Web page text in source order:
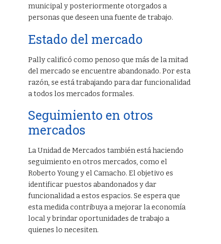
municipal y posteriormente otorgados a
personas que deseen una fuente de trabajo.
Estado del mercado
Pally calificó como penoso que más de la mitad
del mercado se encuentre abandonado. Por esta
razón, se está trabajando para dar funcionalidad
a todos los mercados formales.
Seguimiento en otros
mercados
La Unidad de Mercados también está haciendo
seguimiento en otros mercados, como el
Roberto Young y el Camacho. El objetivo es
identificar puestos abandonados y dar
funcionalidad a estos espacios. Se espera que
esta medida contribuya a mejorar la economía
local y brindar oportunidades de trabajo a
quienes lo necesiten.